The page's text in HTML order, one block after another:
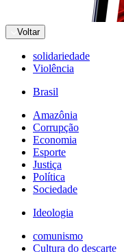
Voltar
solidariedade
Violência
Brasil
Amazônia
Corrupção
Economia
Esporte
Justiça
Política
Sociedade
Ideologia
comunismo
Cultura do descarte